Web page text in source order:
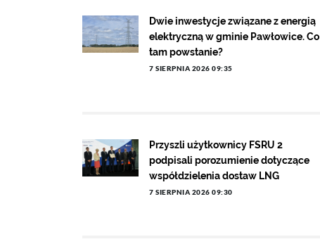
Dwie inwestycje związane z energią
elektryczną w gminie Pawłowice. Co
tam powstanie?
7 SIERPNIA 2026 09:35
Przyszli użytkownicy FSRU 2
podpisali porozumienie dotyczące
współdzielenia dostaw LNG
7 SIERPNIA 2026 09:30